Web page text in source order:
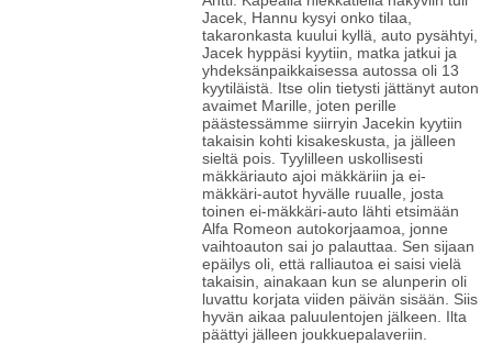
Jacek, Hannu kysyi onko tilaa,
takaronkasta kuului kyllä, auto pysähtyi,
Jacek hyppäsi kyytiin, matka jatkui ja
yhdeksänpaikkaisessa autossa oli 13
kyytiläistä. Itse olin tietysti jättänyt auton
avaimet Marille, joten perille
päästessämme siirryin Jacekin kyytiin
takaisin kohti kisakeskusta, ja jälleen
sieltä pois. Tyylilleen uskollisesti
mäkkäriauto ajoi mäkkäriin ja ei-
mäkkäri-autot hyvälle ruualle, josta
toinen ei-mäkkäri-auto lähti etsimään
Alfa Romeon autokorjaamoa, jonne
vaihtoauton sai jo palauttaa. Sen sijaan
epäilys oli, että ralliautoa ei saisi vielä
takaisin, ainakaan kun se alunperin oli
luvattu korjata viiden päivän sisään. Siis
hyvän aikaa paluulentojen jälkeen. Ilta
päättyi jälleen joukkuepalaveriin.